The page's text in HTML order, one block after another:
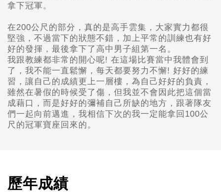
拿下冠軍。
在200公尺的部分，真的是高手雲集，大家實力都很
堅強，不過當下的狀態不錯，加上平常的訓練也有好
好的發揮，最後拿下了高中男子組第一名。
我跟教練都非常的開心呢! 在這場比賽當中我體會到
了，我不能一直鬆懈，每天都要努力不懈! 好好的練
習，讓自己的成績更上一層樓，為自己好好的負責，
雖然在暑假的時候受了傷，但我並不會因此把這個當
成藉口，而是好好的彌補自己所缺的地方，跟著隊友
們一起向前邁進，我相信下次的我一定能拿回100公
尺的冠軍寶座回來的。
歷年成績